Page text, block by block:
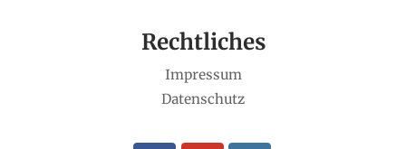
Rechtliches
Impressum
Datenschutz